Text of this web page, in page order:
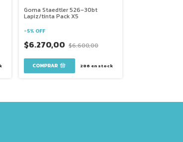
Goma Staedtler 526-30bt
Lapiz/tinta Pack X5
-5% OFF
$6.270,00 $6.600,00
286 en stock